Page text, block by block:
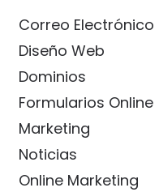
Correo Electrónico
Diseño Web
Dominios
Formularios Online
Marketing
Noticias
Online Marketing